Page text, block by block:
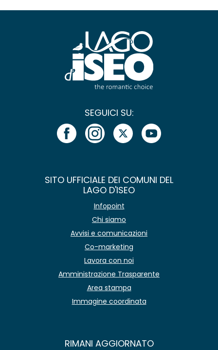
SEGUICI SU:
SITO UFFICIALE DEI COMUNI DEL
LAGO D'ISEO
Infopoint
Chi siamo
Avvisi e comunicazioni
Co-marketing
Lavora con noi
Amministrazione Trasparente
Area stampa
Immagine coordinata
RIMANI AGGIORNATO